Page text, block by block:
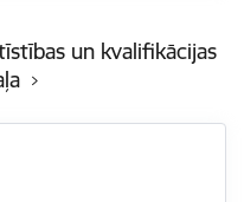
un kvalifikācijas